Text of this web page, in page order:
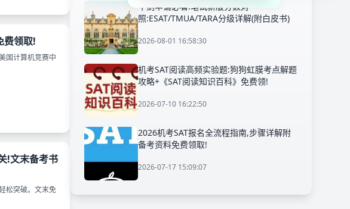
费领取!
国计算机竞赛中
!文末备考书
松突破。文末免
牛剑申请必看!笔试新版分数对
照:ESAT/TMUA/TARA分级详解(附白皮书)
2026-08-01 16:58:30
机考SAT阅读高频实验题:狗狗虹膜考点解题
攻略+《SAT阅读知识百科》免费领!
2026-07-10 16:22:50
2026机考SAT报名全流程指南,步骤详解附
备考资料免费领取!
2026-07-17 15:09:07